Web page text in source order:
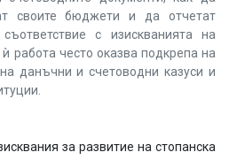
своите бюджети и да отчетат
с изискванията на
работа често оказва подкрепа на
данъчни и счетоводни казуси и
за развитие на стопанска